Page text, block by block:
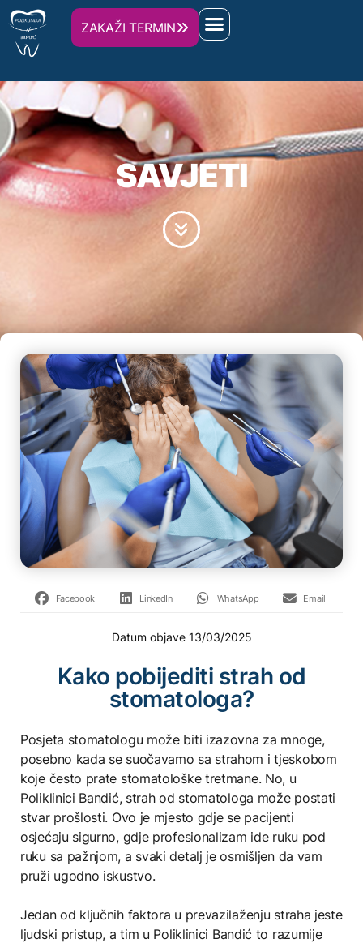
ZAKAŽI TERMIN
SAVJETI
Facebook LinkedIn WhatsApp Email
Datum objave 13/03/2025
Kako pobijediti strah od
stomatologa?
Posjeta stomatologu može biti izazovna za mnoge,
posebno kada se suočavamo sa strahom i tjeskobom
koje često prate stomatološke tretmane. No, u
Poliklinici Bandić, strah od stomatologa može postati
stvar prošlosti. Ovo je mjesto gdje se pacijenti
osjećaju sigurno, gdje profesionalizam ide ruku pod
ruku sa pažnjom, a svaki detalj je osmišljen da vam
pruži ugodno iskustvo.
Jedan od ključnih faktora u prevazilaženju straha jeste
ljudski pristup, a tim u Poliklinici Bandić to razumije